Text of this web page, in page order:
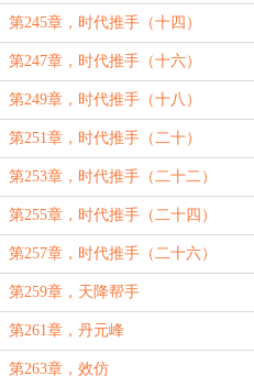
第245章，时代推手（十四）
第247章，时代推手（十六）
第249章，时代推手（十八）
第251章，时代推手（二十）
第253章，时代推手（二十二）
第255章，时代推手（二十四）
第257章，时代推手（二十六）
第259章，天降帮手
第261章，丹元峰
第263章，效仿